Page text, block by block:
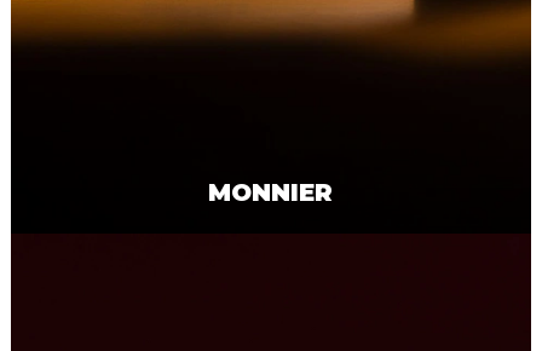
MONNIER